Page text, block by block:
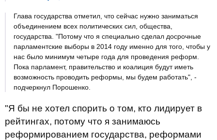
Глава государства отметил, что сейчас нужно заниматься
объединением всех политических сил, общества,
государства. "Потому что я специально сделал досрочные
парламентские выборы в 2014 году именно для того, чтобы у
нас было минимум четыре года для проведения реформ.
Пока парламент, правительство и коалиция будут иметь
возможность проводить реформы, мы будем работать", -
подчеркнул Порошенко.
"Я бы не хотел спорить о том, кто лидирует в
рейтингах, потому что я занимаюсь
реформированием государства, реформами